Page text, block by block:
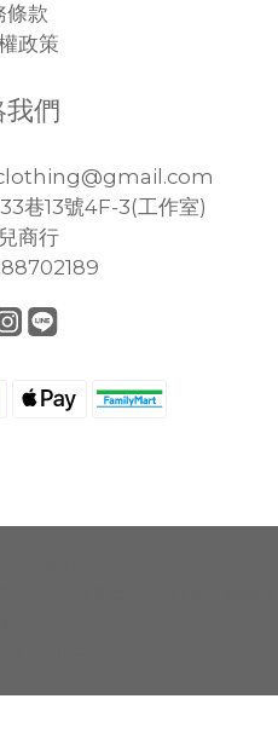
條款
政策
我們
巷13號4F-3(工作室)
商行